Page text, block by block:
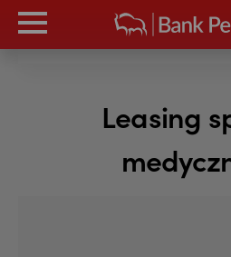
Leasing